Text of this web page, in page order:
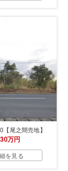
尾之間売地】
万円
を見る